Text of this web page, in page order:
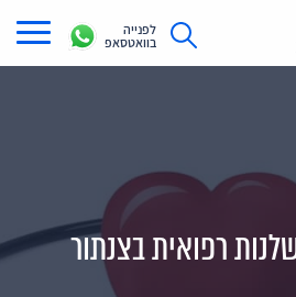
לפנייה
בוואטסאפ
רפואית בצנתור